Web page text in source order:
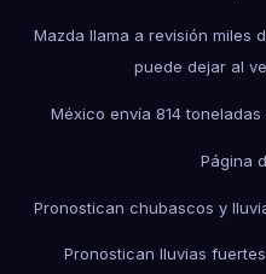
Mazda llama a revisión miles
puede dejar al
México envía 814
Página
Pronostican chubascos y
Pronostican lluvias